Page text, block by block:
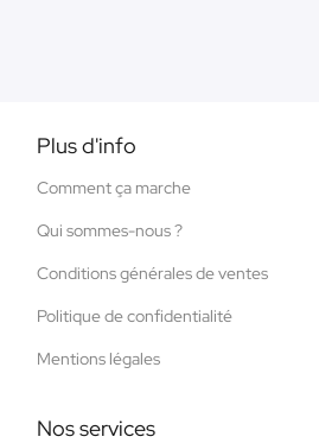
Plus d'info
Comment ça marche
Qui sommes-nous ?
Conditions générales de ventes
Politique de confidentialité
Mentions légales
Nos services